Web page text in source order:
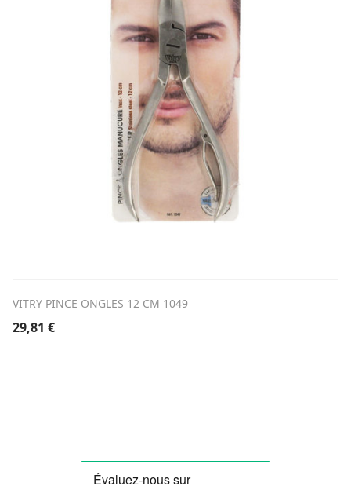
VITRY PINCE ONGLES 12 CM 1049
29,81 €